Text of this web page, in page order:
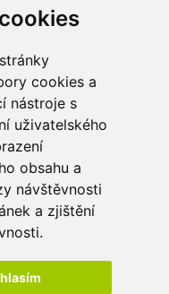
cookies a
nástroje s
uživatelského
obsahu a
návštěvnosti
a zjištění